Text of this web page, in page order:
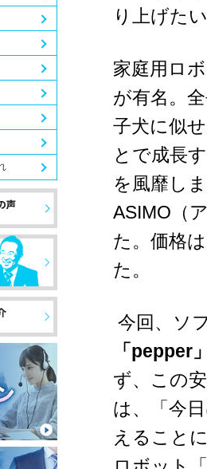
り上げた
家庭用ロ
が有名。
子犬に似
とで成長
を風靡し
ASIMO （
た。価格は
た。
今回、ソ
「 pepper
ず、この
は、「今
えること